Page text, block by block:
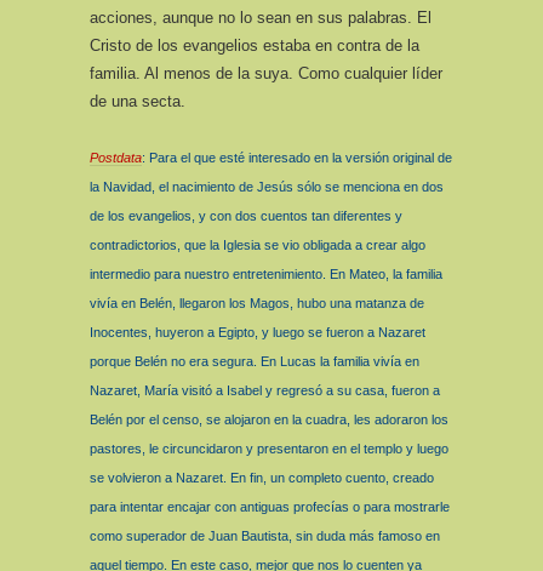
acciones, aunque no lo sean en sus palabras. El
Cristo de los evangelios estaba en contra de la
familia. Al menos de la suya. Como cualquier líder
de una secta.
Postdata: Para el que esté interesado en la versión original de
la Navidad, el nacimiento de Jesús sólo se menciona en dos
de los evangelios, y con dos cuentos tan diferentes y
contradictorios, que la Iglesia se vio obligada a crear algo
intermedio para nuestro entretenimiento. En Mateo, la familia
vivía en Belén, llegaron los Magos, hubo una matanza de
Inocentes, huyeron a Egipto, y luego se fueron a Nazaret
porque Belén no era segura. En Lucas la familia vivía en
Nazaret, María visitó a Isabel y regresó a su casa, fueron a
Belén por el censo, se alojaron en la cuadra, les adoraron los
pastores, le circuncidaron y presentaron en el templo y luego
se volvieron a Nazaret. En fin, un completo cuento, creado
para intentar encajar con antiguas profecías o para mostrarle
como superador de Juan Bautista, sin duda más famoso en
aquel tiempo. En este caso, mejor que nos lo cuenten ya